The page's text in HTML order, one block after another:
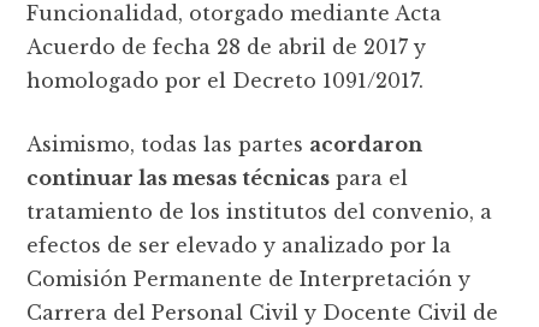
Funcionalidad, otorgado mediante Acta
Acuerdo de fecha 28 de abril de 2017 y
homologado por el Decreto 1091/2017.
Asimismo, todas las partes acordaron
continuar las mesas técnicas para el
tratamiento de los institutos del convenio, a
efectos de ser elevado y analizado por la
Comisión Permanente de Interpretación y
Carrera del Personal Civil y Docente Civil de